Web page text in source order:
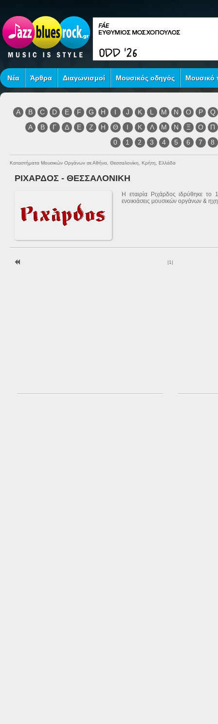
Νέα Άρθρα Διαγωνισμοί Μουσικός οδηγός Μουσικό
A B C D E F G H I J K L M N O P
Q
Α
Β Γ Δ Ε Ζ Η Θ Ι Κ Λ Μ Ν Ξ Ο
Π
0
1 2 3 4 5 6 7 8
Καταστήματα Μουσικών Οργάνων σε Αθήνα, Θεσσαλονίκη, Κρήτη, Ελλάδα
ΡΙΧΑΡΔΟΣ - ΘΕΣΣΑΛΟΝΙΚΗ
Η εταιρία Ριχάρδος ιδρύθηκε το
ενοικιάσεις μουσικών οργάνων &
|1 |